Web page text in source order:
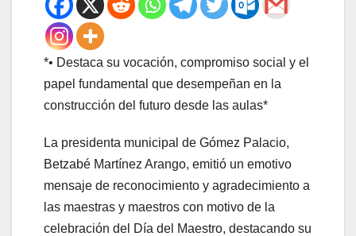
*• Destaca su vocación, compromiso social y el
papel fundamental que desempeñan en la
construcción del futuro desde las aulas*
La presidenta municipal de Gómez Palacio,
Betzabé Martínez Arango, emitió un emotivo
mensaje de reconocimiento y agradecimiento a
las maestras y maestros con motivo de la
celebración del Día del Maestro, destacando su